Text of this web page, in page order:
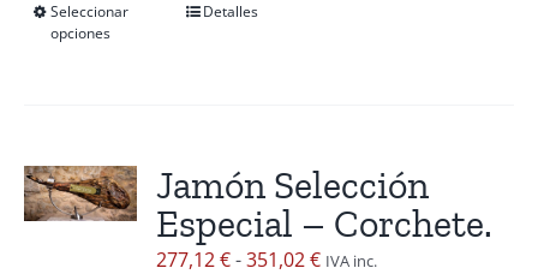
Seleccionar
opciones
Este
Las
opciones
se
Detalles
Jamón Selección
Especial – Corchete.
277,12€-351,02€Rango
IVA inc.